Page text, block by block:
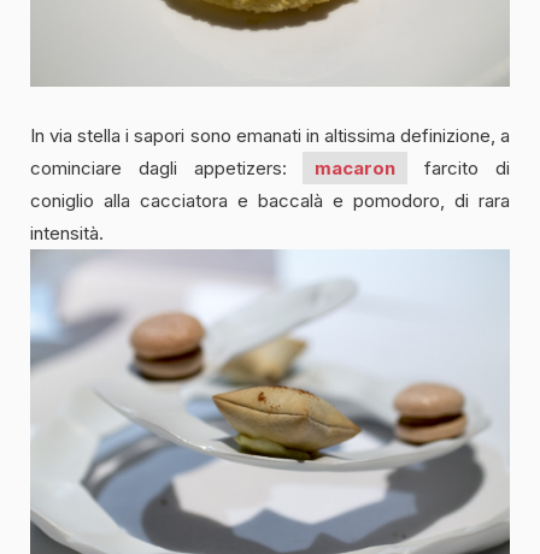
In via stella i sapori sono emanati in altissima definizione, a
cominciare dagli appetizers:
macaron
farcito di
coniglio alla cacciatora e baccalà e pomodoro, di rara
intensità.